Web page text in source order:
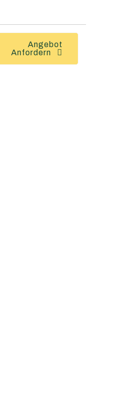
Angebot
Anfordern